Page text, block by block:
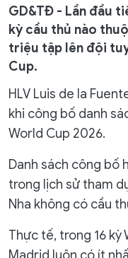
GD&TĐ - Lần đầu
kỳ cầu thủ nào
triệu tập lên đội
Cup.
HLV Luis de la
khi công bố danh
World Cup 2026.
Danh sách công bố
trong lịch sử tham
Nha không có cầu
Thực tế, trong 16 kỳ